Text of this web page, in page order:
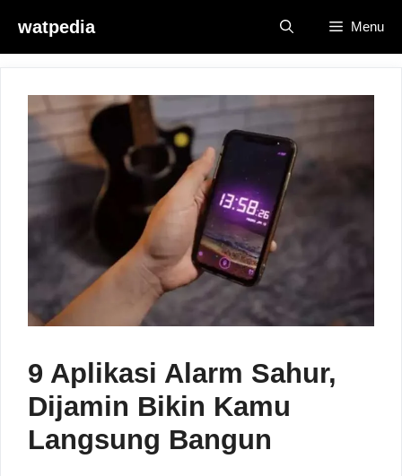
content
watpedia Menu
9 Aplikasi Alarm Sahur,
Dijamin Bikin Kamu
Langsung Bangun